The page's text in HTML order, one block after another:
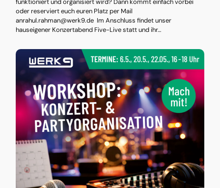
oder reserviert euch euren Platz per Mail
anrahul.rahman@werk9.de Im Anschluss findet unser
hauseigener Konzertabend Five-Live statt und ihr…